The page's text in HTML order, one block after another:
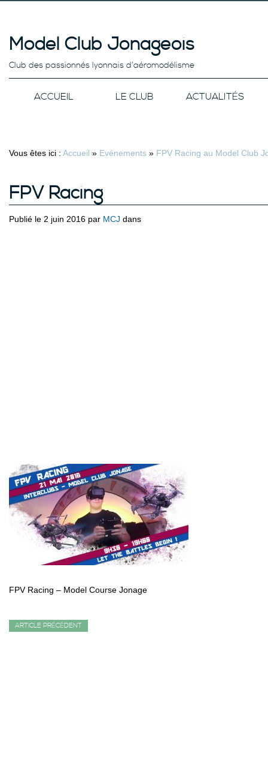
Model Club Jonageois
Club des passionnés lyonnais d’aéromodélisme
ACCUEIL LE CLUB ACTUALITÉS
Vous êtes ici : Accueil » Evénements » FPV Racing au Model Club
FPV Racing
Publié le 2 juin 2016 par MCJ dans
FPV Racing – Model Course Jonage
ARTICLE PRÉCÉDENT